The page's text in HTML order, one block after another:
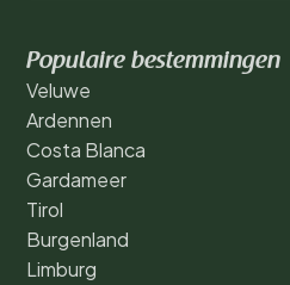
Populaire bestemmingen
Veluwe
Ardennen
Costa Blanca
Gardameer
Tirol
Burgenland
Limburg